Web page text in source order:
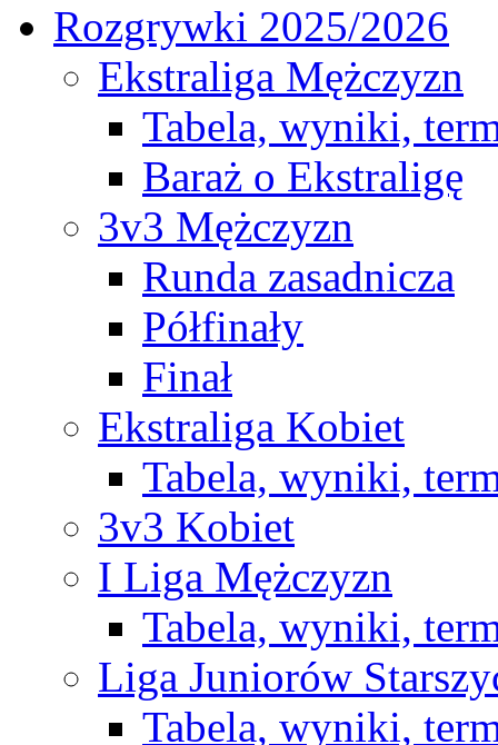
Rozgrywki 2025/2026
Ekstraliga Mężczyzn
Tabela, wyniki,
Baraż o Ekstraligę
3v3 Mężczyzn
Runda zasadnicza
Półfinały
Finał
Ekstraliga Kobiet
Tabela, wyniki,
3v3 Kobiet
I Liga Mężczyzn
Tabela, wyniki,
Liga Juniorów
Tabela, wyniki,